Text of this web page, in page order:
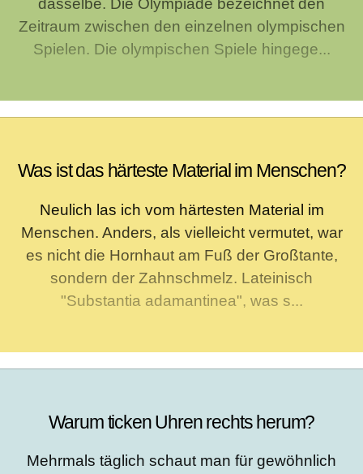
dasselbe. Die Olympiade bezeichnet den
Zeitraum zwischen den einzelnen olympischen
Spielen. Die olympischen Spiele hingege...
Was ist das härteste Material im Menschen?
Neulich las ich vom härtesten Material im
Menschen. Anders, als vielleicht vermutet, war
es nicht die Hornhaut am Fuß der Großtante,
sondern der Zahnschmelz. Lateinisch
"Substantia adamantinea", was s...
Warum ticken Uhren rechts herum?
Mehrmals täglich schaut man für gewöhnlich